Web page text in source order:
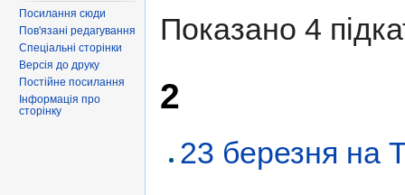
Показано 4
2
23 березня на
Посилання сюди
Пов'язані редагування
Спеціальні сторінки
Версія до друку
Постійне посилання
Інформація про
сторінку